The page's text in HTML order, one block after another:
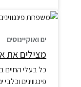
ים ואוקיינוסים
מצילים את
כל בעלי החיים
פינגווינים